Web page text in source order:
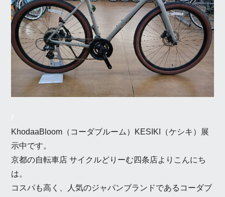
KhodaaBloom（コーダブルーム）KESIKI（ケシキ）展
示中です。
京都の自転車店 サイクルどりーむ四条店よりこんにち
は。
コスパも高く、人気のジャパンブランドであるコーダブ